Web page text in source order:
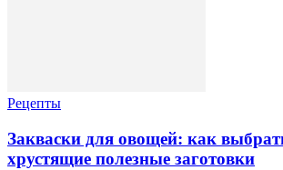
Рецепты
Закваски для овощей: как
хрустящие полезные заготовки